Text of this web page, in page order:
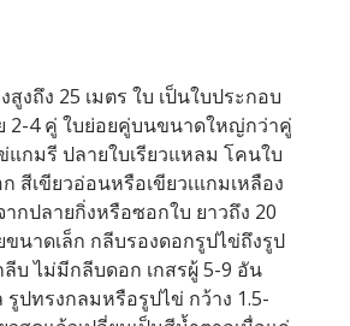
งถึง 25 เมตร ใบ เป็นใบประกอบ
2-4 คู่ ใบย่อยคู่บนขนาดใหญ่กว่าคู่
แกมรี ปลายใบเรียวแหลม โคนใบ
สีเขียวอ่อนหรือเขียวเแกมเหลือง
กปลายกิ่งหรือซอกใบ ยาวถึง 20
ขนาดเล็ก กลีบรองดอกรูปไข่ถึงรูป
บ ไม่มีกลีบดอก เกสรผู้ 5-9 อัน
ปทรงกลมหรือรูปไข่ กว้าง 1.5-